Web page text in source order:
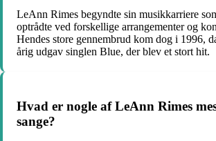
LeAnn Rimes begyndte sin musikkarriere
optrådte ved forskellige arrangementer og
Hendes store gennembrud kom dog i 1996,
årig udgav singlen Blue, der blev et stort hit.
Hvad er nogle af LeAnn Rimes
sange?